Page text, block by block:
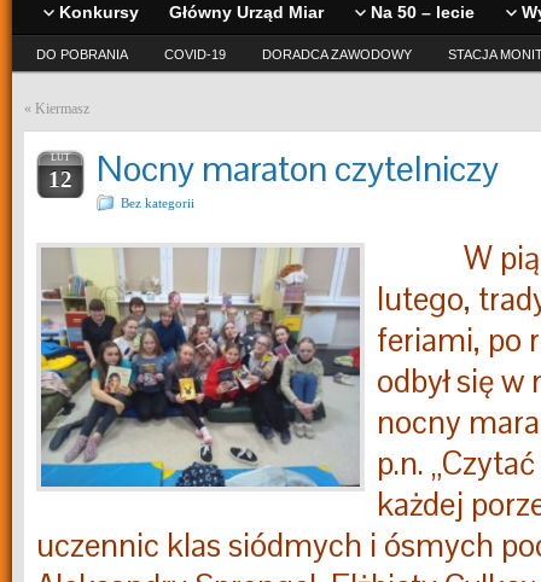
Konkursy Główny Urząd Miar Na 50 – lecie
DO POBRANIA COVID-19 DORADCA ZAWODOWY STACJA
« Kiermasz
LUT
12 Nocny maraton czytelniczy
Bez kategorii
W
lutego,
feriami, po
odbył się
nocny
p.n.
każdej
uczennic klas siódmych i ósmych